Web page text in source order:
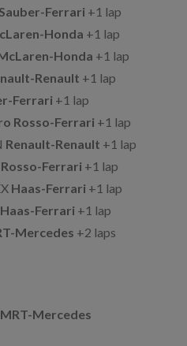
Sauber-Ferrari +1 lap
Honda +1 lap
Honda +1 lap
Renault +1 lap
Ferrari +1 lap
Rosso-Ferrari +1 lap
Renault-Renault +1 lap
Ferrari +1 lap
Haas-Ferrari +1 lap
Haas-Ferrari +1 lap
Mercedes +2 laps
MRT-Mercedes